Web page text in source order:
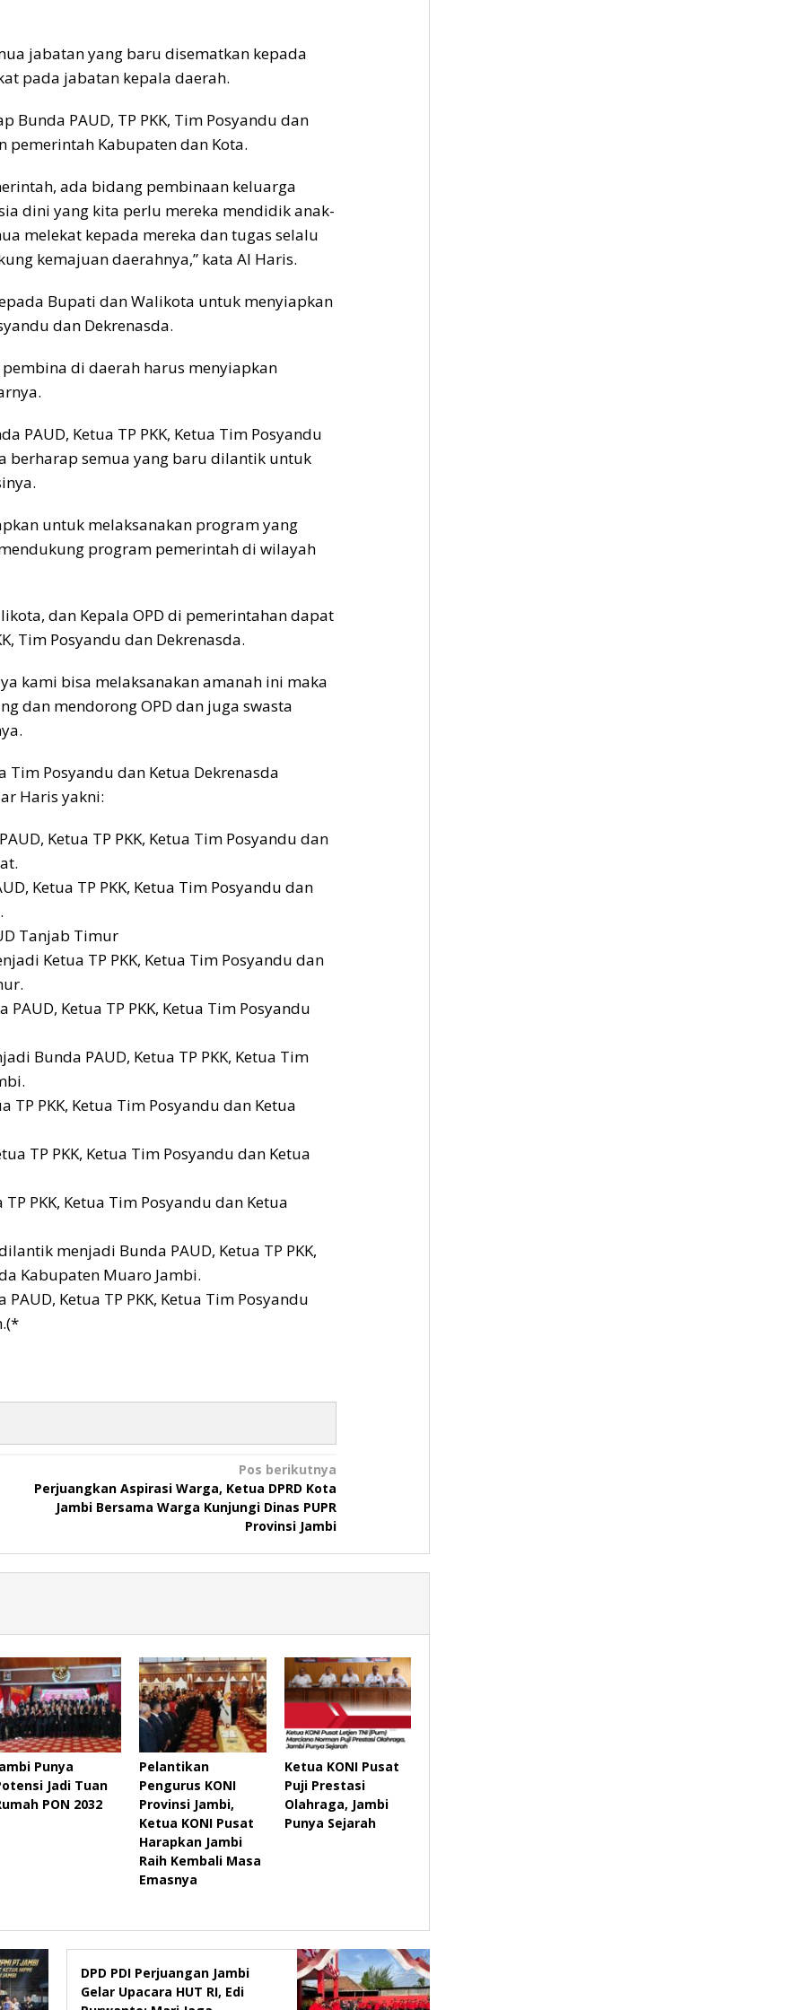
jabatan yang baru disematkan kepada
pada jabatan kepala daerah.
PAUD, TP PKK, Tim Posyandu dan
pemerintah Kabupaten dan Kota.
ada bidang pembinaan keluarga
dini yang kita perlu mereka mendidik anak-
melekat kepada mereka dan tugas selalu
kemajuan daerahnya,” kata Al Haris.
Bupati dan Walikota untuk menyiapkan
dan Dekrenasda.
di daerah harus menyiapkan
PAUD, Ketua TP PKK, Ketua Tim Posyandu
berharap semua yang baru dilantik untuk
untuk melaksanakan program yang
program pemerintah di wilayah
dan Kepala OPD di pemerintahan dapat
Tim Posyandu dan Dekrenasda.
kami bisa melaksanakan amanah ini maka
dan mendorong OPD dan juga swasta
Tim Posyandu dan Ketua Dekrenasda
Haris yakni:
Ketua TP PKK, Ketua Tim Posyandu dan
Ketua TP PKK, Ketua Tim Posyandu dan
Tanjab Timur
Ketua TP PKK, Ketua Tim Posyandu dan
Ketua TP PKK, Ketua Tim Posyandu
Bunda PAUD, Ketua TP PKK, Ketua Tim
TP PKK, Ketua Tim Posyandu dan Ketua
TP PKK, Ketua Tim Posyandu dan Ketua
PKK, Ketua Tim Posyandu dan Ketua
menjadi Bunda PAUD, Ketua TP PKK,
Kabupaten Muaro Jambi.
Ketua TP PKK, Ketua Tim Posyandu
Pos berikutnya
Perjuangkan Aspirasi Warga, Ketua DPRD Kota
Jambi Bersama Warga Kunjungi Dinas PUPR
Provinsi Jambi
Punya
Jadi Tuan
PON 2032
Pelantikan
Pengurus KONI
Provinsi Jambi,
Ketua KONI Pusat
Harapkan Jambi
Raih Kembali Masa
Emasnya
Ketua KONI Pusat
Puji Prestasi
Olahraga, Jambi
Punya Sejarah
DPD PDI Perjuangan Jambi
Gelar Upacara HUT RI, Edi